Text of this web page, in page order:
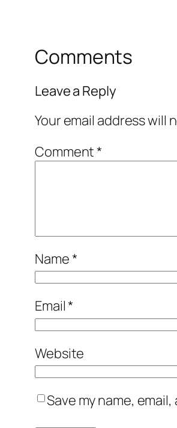
Comments
Leave a Reply
Your email address will
Comment*
Name*
Email*
Website
Save my name,